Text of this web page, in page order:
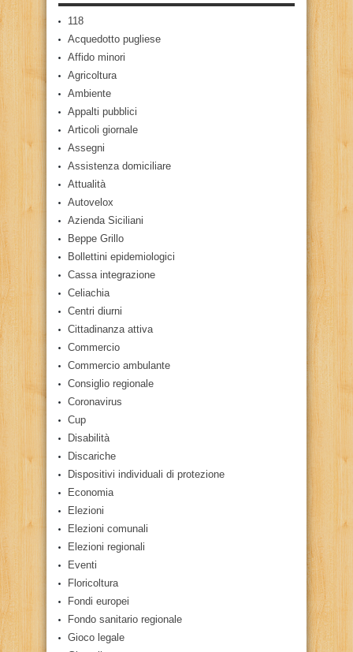
118
Acquedotto pugliese
Affido minori
Agricoltura
Ambiente
Appalti pubblici
Articoli giornale
Assegni
Assistenza domiciliare
Attualità
Autovelox
Azienda Siciliani
Beppe Grillo
Bollettini epidemiologici
Cassa integrazione
Celiachia
Centri diurni
Cittadinanza attiva
Commercio
Commercio ambulante
Consiglio regionale
Coronavirus
Cup
Disabilità
Discariche
Dispositivi individuali di protezione
Economia
Elezioni
Elezioni comunali
Elezioni regionali
Eventi
Floricoltura
Fondi europei
Fondo sanitario regionale
Gioco legale